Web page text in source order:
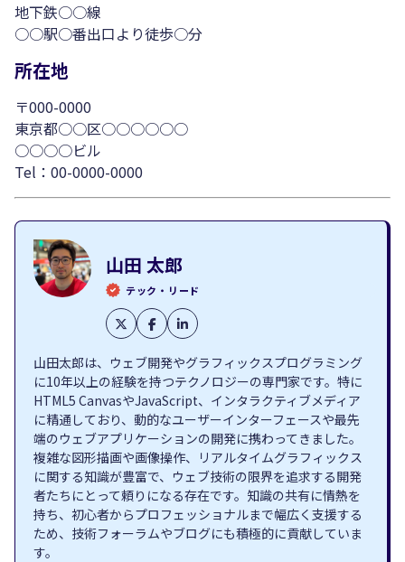
地下鉄○○線
○○駅○番出口より徒歩○分
所在地
〒000-0000
東京都○○区○○○○○○
○○○○ビル
Tel：00-0000-0000
山田 太郎
テック・リード
山田太郎は、ウェブ開発やグラフィックスプログラミング
に10年以上の経験を持つテクノロジーの専門家です。特に
HTML5 CanvasやJavaScript、インタラクティブメディア
に精通しており、動的なユーザーインターフェースや最先
端のウェブアプリケーションの開発に携わってきました。
複雑な図形描画や画像操作、リアルタイムグラフィックス
に関する知識が豊富で、ウェブ技術の限界を追求する開発
者たちにとって頼りになる存在です。知識の共有に情熱を
持ち、初心者からプロフェッショナルまで幅広く支援する
ため、技術フォーラムやブログにも積極的に貢献していま
す。